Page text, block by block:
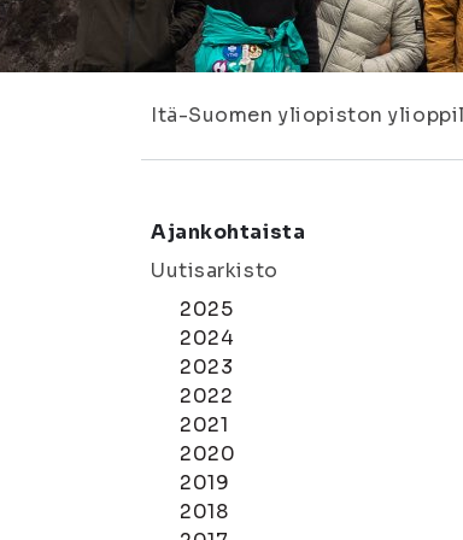
Itä-Suomen yliopiston
Ajankohtaista
Uutisarkisto
2025
2024
2023
2022
2021
2020
2019
2018